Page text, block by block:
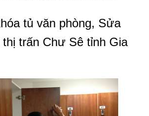
tủ văn phòng, Sửa
thị trấn Chư Sê tỉnh Gia